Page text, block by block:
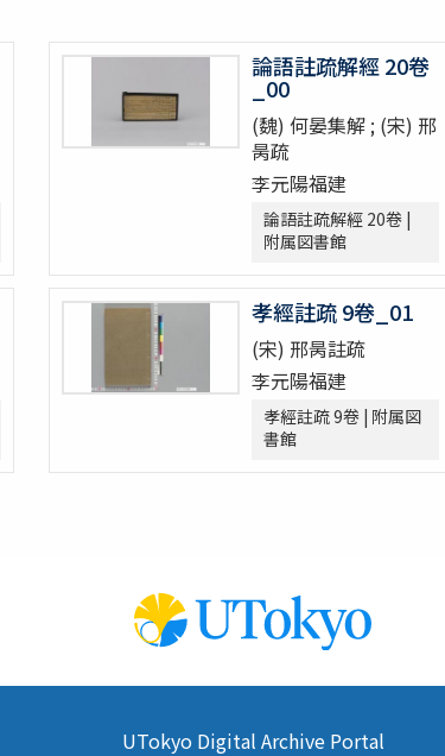
論語註疏解經 20卷
_00
(魏) 何晏集解 ; (宋) 邢
昺疏
李元陽福建
論語註疏解經 20卷 |
附属図書館
孝經註疏 9卷_01
(宋) 邢昺註疏
李元陽福建
孝經註疏 9卷 | 附属図
書館
UTokyo Digital Archive Portal